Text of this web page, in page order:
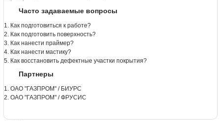
Часто задаваемые вопросы
1. Как подготовиться к работе?
2. Как подготовить поверхность?
3. Как нанести праймер?
4. Как нанести мастику?
5. Как восстановить дефектные участки покрытия?
Партнеры
1. ОАО "ГАЗПРОМ" / БИУРС
2. ОАО "ГАЗПРОМ" / ФРУСИС